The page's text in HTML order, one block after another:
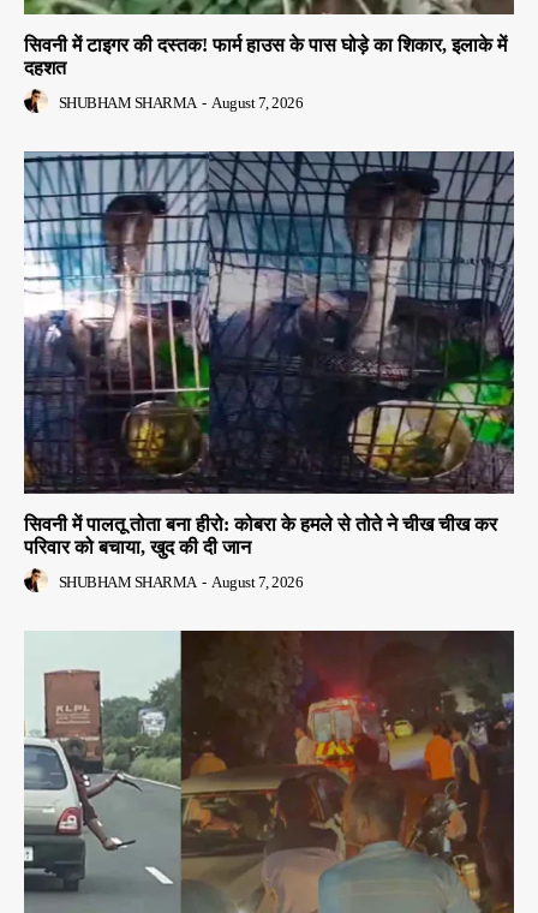
सिवनी में टाइगर की दस्तक! फार्म हाउस के पास घोड़े का शिकार, इलाके में
दहशत
SHUBHAM SHARMA - August 7, 2026
सिवनी में पालतू तोता बना हीरो: कोबरा के हमले से तोते ने चीख चीख कर
परिवार को बचाया, खुद की दी जान
SHUBHAM SHARMA - August 7, 2026